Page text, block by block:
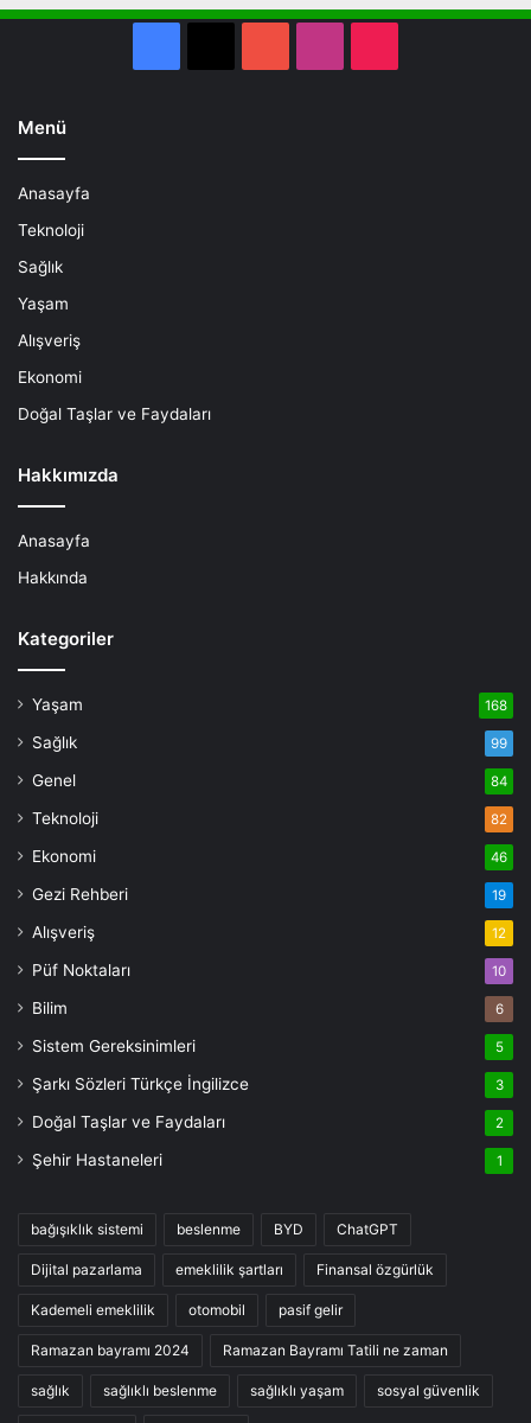
Menü
Anasayfa
Teknoloji
Sağlık
Yaşam
Alışveriş
Ekonomi
Doğal Taşlar ve Faydaları
Hakkımızda
Anasayfa
Hakkında
Kategoriler
Yaşam 168
Sağlık 99
Genel 84
Teknoloji 82
Ekonomi 46
Gezi Rehberi 19
Alışveriş 12
Püf Noktaları 10
Bilim 6
Sistem Gereksinimleri 5
Şarkı Sözleri Türkçe İngilizce 3
Doğal Taşlar ve Faydaları 2
Şehir Hastaneleri 1
bağışıklık sistemi beslenme BYD ChatGPT
Dijital pazarlama emeklilik şartları Finansal özgürlük
Kademeli emeklilik otomobil pasif gelir
Ramazan bayramı 2024 Ramazan Bayramı Tatili ne zaman
sağlık sağlıklı beslenme sağlıklı yaşam sosyal güvenlik